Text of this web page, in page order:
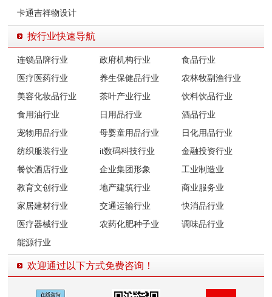
卡通吉祥物设计
按行业快速导航
连锁品牌行业 政府机构行业
食品行业
医疗医药行业
养生保健品行业
农林牧副渔行业
美容化妆品行业
茶叶产业行业
饮料饮品行业
食用油行业
日用品行业
酒品行业
宠物用品行业
母婴童用品行业
日化用品行业
纺织服装行业
it数码科技行业
金融投资行业
餐饮酒店行业
企业集团形象
工业制造业
教育文创行业
地产建筑行业
商业服务业
家居建材行业
交通运输行业
快消品行业
医疗器械行业
农药化肥种子业
调味品行业
能源行业
欢迎通过以下方式免费咨询！